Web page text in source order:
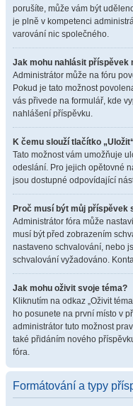
porušíte, může vám být
je plně v kompetenci
varování nic společného.
Jak mohu nahlásit příspěvek
Administrátor může na fóru
Pokud je tato možnost
vás přivede na formulář, kde
nahlášení příspěvku.
K čemu slouží tlačítko
Tato možnost vám umožňuje
odeslání. Pro jejich opětovné
jsou dostupné odpovídající
Proč musí být můj příspěvek
Administrátor fóra může
musí být před zobrazením
nastaveno schvalování, nebo
schvalování vyžadováno.
Jak mohu oživit svoje téma?
Kliknutím na odkaz „Oživit
ho posunete na první místo v
administrátor tuto možnost
také přidáním nového
fóra.
Formátování a typy